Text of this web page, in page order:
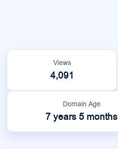
Views
4,091
Domain Age
7 years 5 months